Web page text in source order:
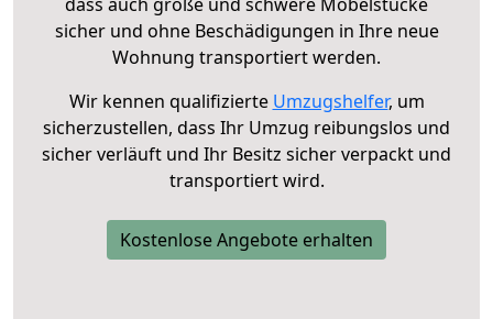
sicher und ohne Beschädigungen in Ihre neue
Wohnung transportiert werden.
Wir kennen qualifizierte Umzugshelfer, um
sicherzustellen, dass Ihr Umzug reibungslos und
sicher verläuft und Ihr Besitz sicher verpackt und
transportiert wird.
Kostenlose Angebote erhalten